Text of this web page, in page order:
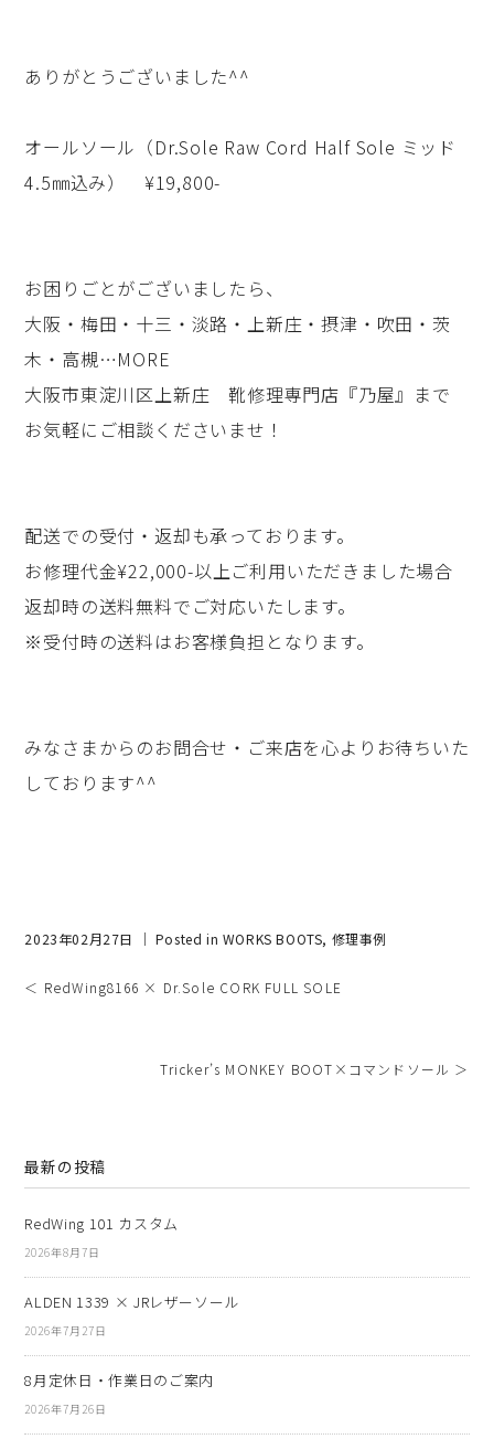
ありがとうございました^^
オールソール（Dr.Sole Raw Cord Half Sole ミッド
4.5㎜込み） ¥19,800-
お困りごとがございましたら、
大阪・梅田・十三・淡路・上新庄・摂津・吹田・茨
木・高槻…MORE
大阪市東淀川区上新庄 靴修理専門店『乃屋』まで
お気軽にご相談くださいませ！
配送での受付・返却も承っております。
お修理代金¥22,000-以上ご利用いただきました場合
返却時の送料無料でご対応いたします。
※受付時の送料はお客様負担となります。
みなさまからのお問合せ・ご来店を心よりお待ちいた
しております^^
2023年02月27日 ｜ Posted in WORKS BOOTS, 修理事例
＜ RedWing8166 × Dr.Sole CORK FULL SOLE
Tricker’s MONKEY BOOT×コマンドソール ＞
最新の投稿
RedWing 101 カスタム
2026年8月7日
ALDEN 1339 × JRレザーソール
2026年7月27日
8月定休日・作業日のご案内
2026年7月26日